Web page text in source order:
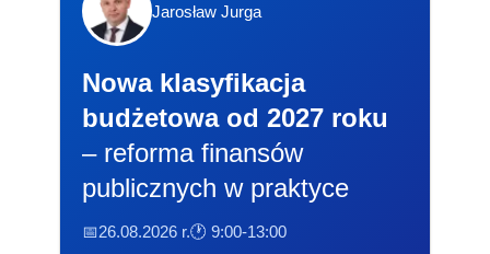
Jarosław Jurga
Nowa klasyfikacja
budżetowa od 2027 roku
– reforma finansów
publicznych w praktyce
📅26.08.2026 r.🕐 9:00-13:00